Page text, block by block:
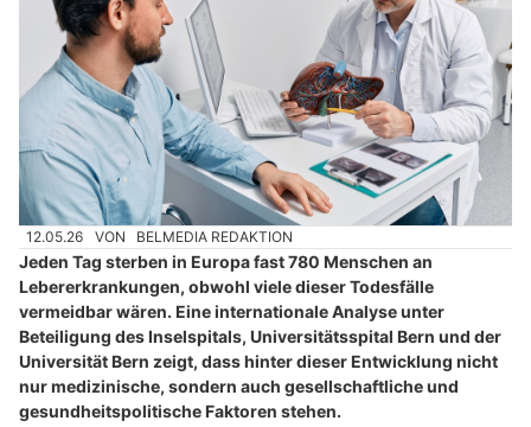
12.05.26 VON BELMEDIA REDAKTION
Jeden Tag sterben in Europa fast 780 Menschen an
Lebererkrankungen, obwohl viele dieser Todesfälle
vermeidbar wären. Eine internationale Analyse unter
Beteiligung des Inselspitals, Universitätsspital Bern und der
Universität Bern zeigt, dass hinter dieser Entwicklung nicht
nur medizinische, sondern auch gesellschaftliche und
gesundheitspolitische Faktoren stehen.